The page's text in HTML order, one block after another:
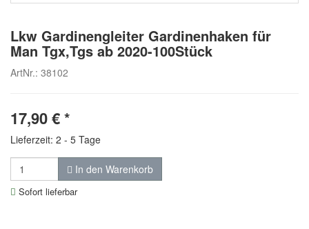
Lkw Gardinengleiter Gardinenhaken für
Man Tgx,Tgs ab 2020-100Stück
ArtNr.: 38102
17,90€*
Lieferzeit: 2 - 5 Tage
In den Warenkorb
Sofort lieferbar